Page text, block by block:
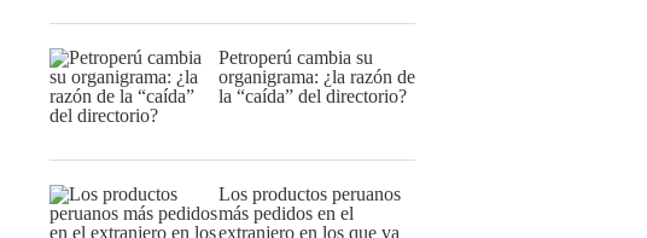
Petroperú cambia su
organigrama: ¿la razón de
la “caída” del directorio?
Los productos peruanos
más pedidos en el
extranjero en los que va